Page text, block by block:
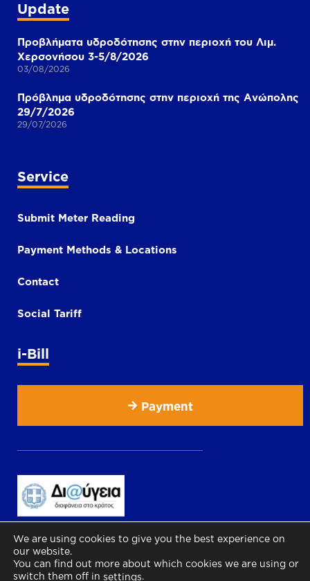
Update
Προβλήματα υδροδότησης στην περιοχή του Λιμ.
Χερσονήσου 3-5/8/2026
03/08/2026
Πρόβλημα υδροδότησης στην περιοχή της Ανώπολης
29/7/2026
29/07/2026
Service
Submit Meter Reading
Payment Methods & Locations
Contact
Social Tariff
i-Bill
Payment
We are using cookies to give you the best experience on
our website.
You can find out more about which cookies we are using or
switch them off in settings